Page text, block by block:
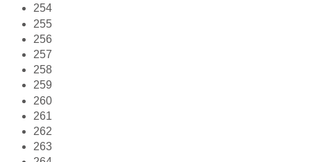
254
255
256
257
258
259
260
261
262
263